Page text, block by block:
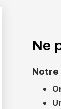
Ne
Notre